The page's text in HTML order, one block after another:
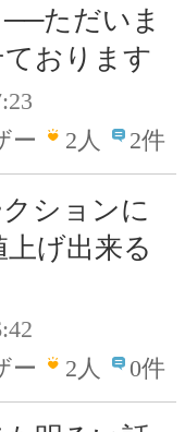
ただいま
おります
ー
2人 2件
ションに
げ出来る
ー
2人 0件